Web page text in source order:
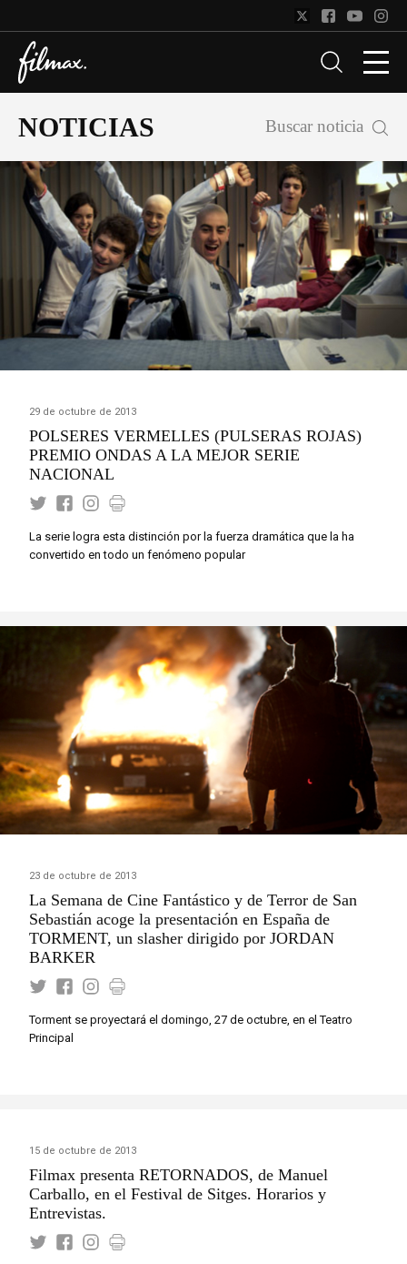
NOTICIAS Buscar noticia
29 de octubre de 2013
POLSERES VERMELLES (PULSERAS ROJAS)
PREMIO ONDAS A LA MEJOR SERIE
NACIONAL
La serie logra esta distinción por la fuerza dramática que la ha
convertido en todo un fenómeno popular
23 de octubre de 2013
La Semana de Cine Fantástico y de Terror de San
Sebastián acoge la presentación en España de
TORMENT, un slasher dirigido por JORDAN
BARKER
Torment se proyectará el domingo, 27 de octubre, en el Teatro
Principal
15 de octubre de 2013
Filmax presenta RETORNADOS, de Manuel
Carballo, en el Festival de Sitges. Horarios y
Entrevistas.